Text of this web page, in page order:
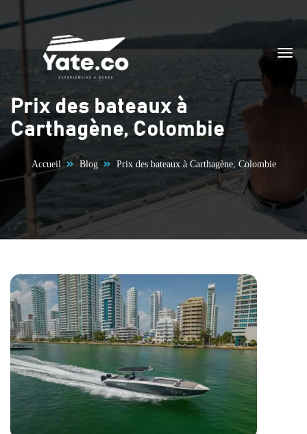
Aller au contenu
Prix des bateaux à
Carthagène, Colombie
Accueil Blog Prix des bateaux à Carthagène, Colombie